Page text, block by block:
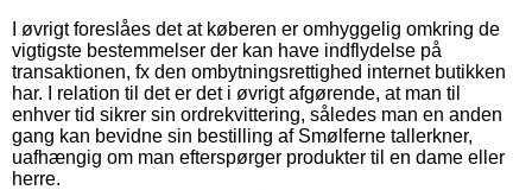
I øvrigt foreslåes det at køberen er omhyggelig omkring de
vigtigste bestemmelser der kan have indflydelse på
transaktionen, fx den ombytningsrettighed internet butikken
har. I relation til det er det i øvrigt afgørende, at man til
enhver tid sikrer sin ordrekvittering, således man en anden
gang kan bevidne sin bestilling af Smølferne tallerkner,
uafhængig om man efterspørger produkter til en dame eller
herre.